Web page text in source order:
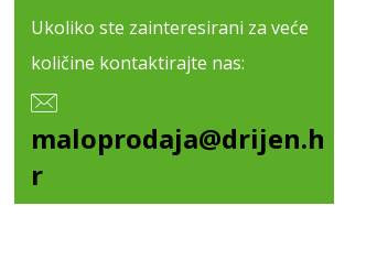
Ukoliko ste zainteresirani za veće
količine kontaktirajte nas:
maloprodaja@drijen.h
r